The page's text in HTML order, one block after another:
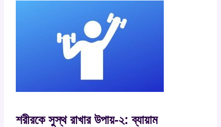
শরীরকে সুস্থ রাখার উপায়-২: ব্যায়াম